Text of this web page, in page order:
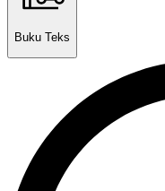
Buku Teks